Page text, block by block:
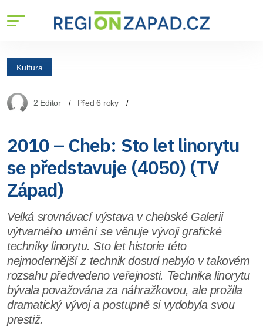
Kultura
2 Editor Před 6 roky
2010 – Cheb: Sto let linorytu
se představuje (4050) (TV
Západ)
Velká srovnávací výstava v chebské Galerii
výtvarného umění se věnuje vývoji grafické
techniky linorytu. Sto let historie této
nejmodernější z technik dosud nebylo v takovém
rozsahu předvedeno veřejnosti. Technika linorytu
bývala považována za náhražkovou, ale prožila
dramatický vývoj a postupně si vydobyla svou
prestiž.